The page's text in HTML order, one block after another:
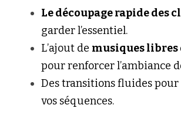
Le découpage rapide des
garder l’essentiel.
L’ajout de musiques libres
pour renforcer l’ambiance
Des transitions fluides
vos séquences.